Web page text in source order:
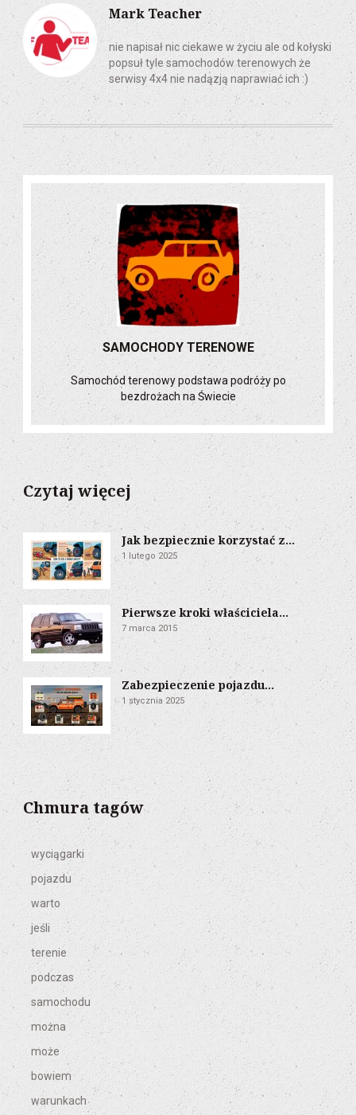
Mark Teacher
nie napisał nic ciekawe w życiu ale od kołyski
popsuł tyle samochodów terenowych że
serwisy 4x4 nie nadązją naprawiać ich :)
SAMOCHODY TERENOWE
Samochód terenowy podstawa podróży po
bezdrożach na Świecie
Czytaj więcej
Jak bezpiecznie korzystać z...
1 lutego 2025
Pierwsze kroki właściciela...
7 marca 2015
Zabezpieczenie pojazdu...
1 stycznia 2025
Chmura tagów
wyciągarki
pojazdu
warto
jeśli
terenie
podczas
samochodu
można
może
bowiem
warunkach